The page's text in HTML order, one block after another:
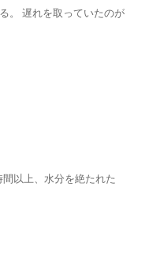
。 遅れを取っていたのが
以上、水分を絶たれた